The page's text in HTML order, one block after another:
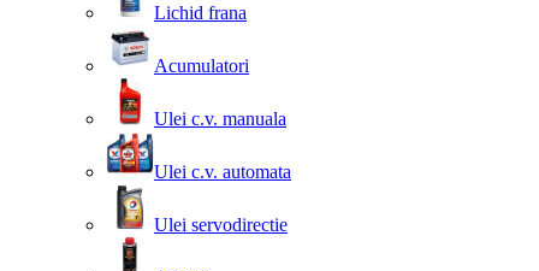
Lichid frana
Acumulatori
Ulei c.v. manuala
Ulei c.v. automata
Ulei servodirectie